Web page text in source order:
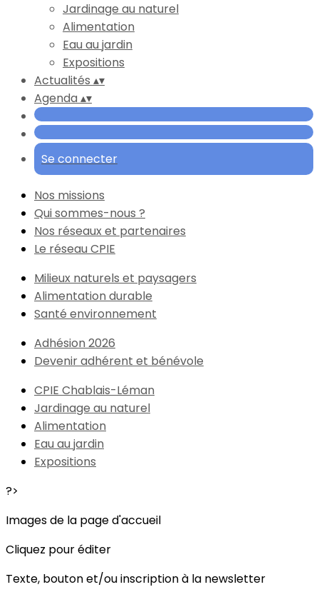
Jardinage au naturel
Alimentation
Eau au jardin
Expositions
Actualités ▴▾
Agenda▴▾
Se connecter
Nos missions
Qui sommes-nous ?
Nos réseaux et partenaires
Le réseau CPIE
Milieux naturels et paysagers
Alimentation durable
Santé environnement
Adhésion 2026
Devenir adhérent et bénévole
CPIE Chablais-Léman
Jardinage au naturel
Alimentation
Eau au jardin
Expositions
?>
Images de la page d'accueil
Cliquez pour éditer
Texte, bouton et/ou inscription à la newsletter